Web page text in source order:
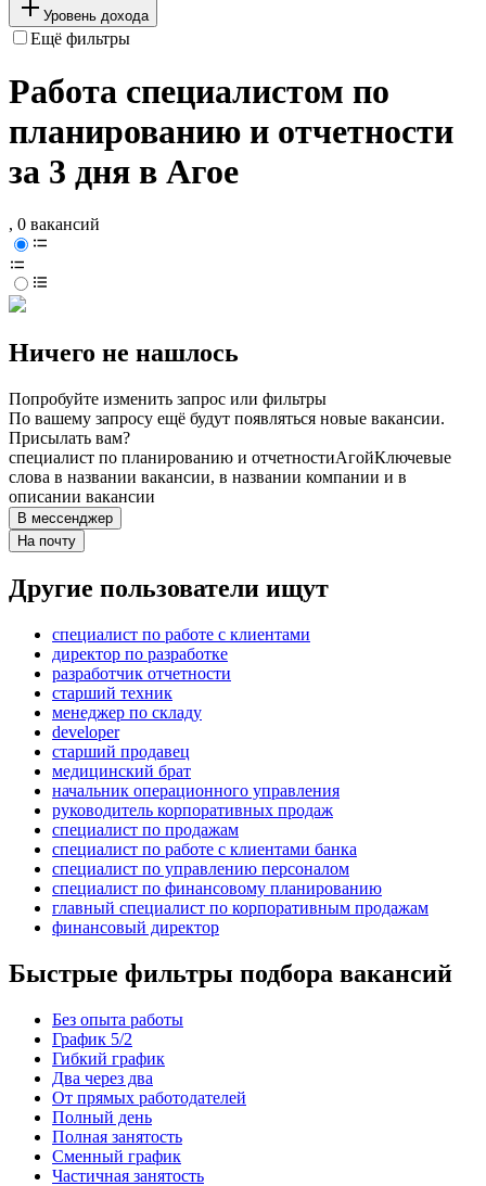
Уровень дохода
Ещё фильтры
Работа специалистом по
планированию и отчетности
за 3 дня в Агое
, 0 вакансий
Ничего не нашлось
Попробуйте изменить запрос или фильтры
По вашему запросу ещё будут появляться новые вакансии.
Присылать вам?
специалист по планированию и отчетностиАгойКлючевые
слова в названии вакансии, в названии компании и в
описании вакансии
В мессенджер
На почту
Другие пользователи ищут
специалист по работе с клиентами
директор по разработке
разработчик отчетности
старший техник
менеджер по складу
developer
старший продавец
медицинский брат
начальник операционного управления
руководитель корпоративных продаж
специалист по продажам
специалист по работе с клиентами банка
специалист по управлению персоналом
специалист по финансовому планированию
главный специалист по корпоративным продажам
финансовый директор
Быстрые фильтры подбора вакансий
Без опыта работы
График 5/2
Гибкий график
Два через два
От прямых работодателей
Полный день
Полная занятость
Сменный график
Частичная занятость